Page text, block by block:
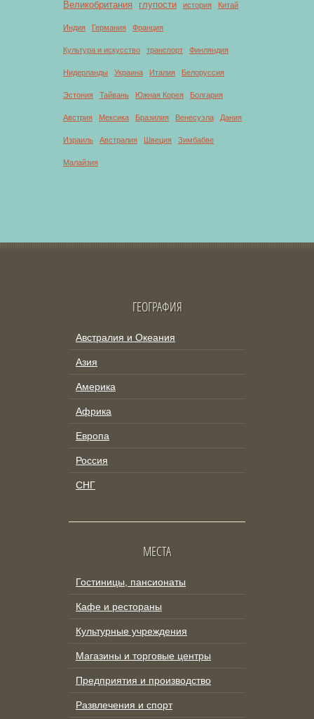
Великобритания глупости история Китай
Индия Германия Франция
Культура и искусство транспорт Финляндия
Нидерланды Украина Италия Белоруссия
Эстония Тайвань Южная Корея Болгария
Австрия Мексика Бразилия Венесуэла Дания
Израиль Австралия Швеция Зимбабве
Малайзия
ГЕОГРАФИЯ
Австралия и Океания
Азия
Америка
Африка
Европа
Россия
СНГ
МЕСТА
Гостиницы, пансионаты
Кафе и рестораны
Культурные учреждения
Магазины и торговые центры
Предприятия и производство
Развлечения и спорт